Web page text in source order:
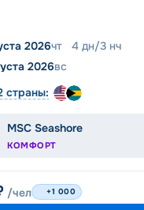
2026чт 4 дн/3 нч
2026вс
страны:
MSC Seashore
КОМФОРТ
/чел +1 000